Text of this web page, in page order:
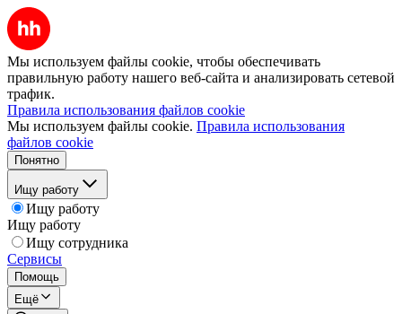
Мы используем файлы cookie, чтобы обеспечивать
правильную работу нашего веб-сайта и анализировать сетевой
трафик.
Правила использования файлов cookie
Мы используем файлы cookie. Правила использования
файлов cookie
Понятно
Ищу работу
Ищу работу
Ищу работу
Ищу сотрудника
Сервисы
Помощь
Ещё